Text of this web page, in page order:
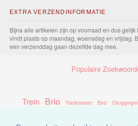
EXTRA VERZENDINFORMATIE
Bijna alle artikelen zijn op voorraad en dus gelijk
vindt plaats op maandag, woensdag en vrijdag.
een verzenddag gaan dezelfde dag mee.
Populaire
Trein Brio Trackmaster Bed
Thomas Overtrek Tomy Batterij